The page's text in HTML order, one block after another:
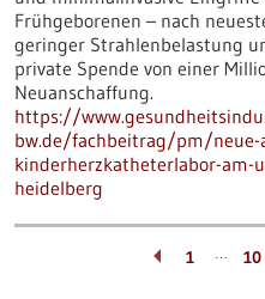
Frühgeborenen – nach
geringer Strahlenbelastung
private Spende von einer
Neuanschaffung.
https://
bw.de/fachbeitrag/pm/neue-
kinderherzkatheterlabor-am-
heidelberg
1 … 10